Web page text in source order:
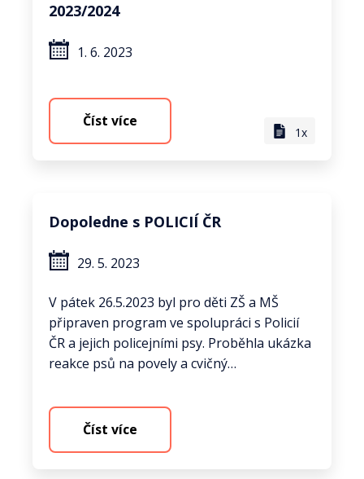
2023/2024
1. 6. 2023
Číst více
1x
Dopoledne s POLICIÍ ČR
29. 5. 2023
V pátek 26.5.2023 byl pro děti ZŠ a MŠ
připraven program ve spolupráci s Policií
ČR a jejich policejními psy. Proběhla ukázka
reakce psů na povely a cvičný…
Číst více